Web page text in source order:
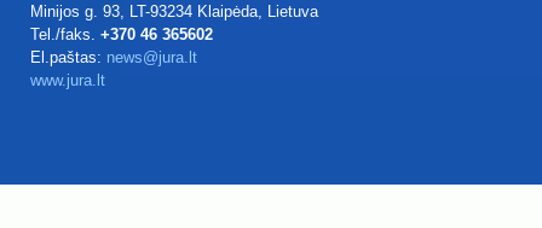
Minijos g. 93, LT-93234 Klaipėda, Lietuva
Tel./faks. +370 46 365602
El.paštas: news@jura.lt
www.jura.lt